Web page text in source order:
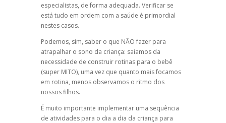
especialistas, de forma adequada. Verificar se
está tudo em ordem com a saúde é primordial
nestes casos.
Podemos, sim, saber o que NÃO fazer para
atrapalhar o sono da criança: saiamos da
necessidade de construir rotinas para o bebê
(super MITO), uma vez que quanto mais focamos
em rotina, menos observamos o ritmo dos
nossos filhos.
É muito importante implementar uma sequência
de atividades para o dia a dia da criança para